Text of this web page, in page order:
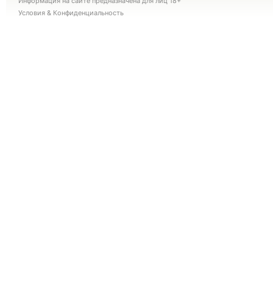
Условия & Конфиденциальность